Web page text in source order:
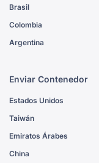
Brasil
Colombia
Argentina
Enviar Contenedor
Estados Unidos
Taiwán
Emiratos Árabes
China